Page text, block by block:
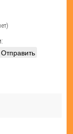
Отправить